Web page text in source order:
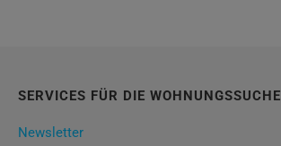
SERVICES FÜR DIE WOHNUNGSSUCHE
Newsletter